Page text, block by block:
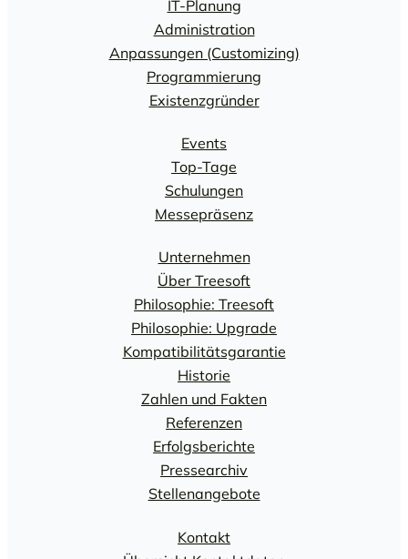
IT-Planung
Administration
Anpassungen (Customizing)
Programmierung
Existenzgründer
Events
Top-Tage
Schulungen
Messepräsenz
Unternehmen
Über Treesoft
Philosophie: Treesoft
Philosophie: Upgrade
Kompatibilitätsgarantie
Historie
Zahlen und Fakten
Referenzen
Erfolgsberichte
Pressearchiv
Stellenangebote
Kontakt